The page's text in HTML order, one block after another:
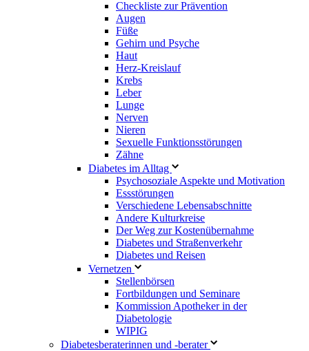
Checkliste zur Prävention
Augen
Füße
Gehirn und Psyche
Haut
Herz-Kreislauf
Krebs
Leber
Lunge
Nerven
Nieren
Sexuelle Funktionsstörungen
Zähne
Diabetes im Alltag
Psychosoziale Aspekte und Motivation
Essstörungen
Verschiedene Lebensabschnitte
Andere Kulturkreise
Der Weg zur Kostenübernahme
Diabetes und Straßenverkehr
Diabetes und Reisen
Vernetzen
Stellenbörsen
Fortbildungen und Seminare
Kommission Apotheker in der
Diabetologie
WIPIG
Diabetesberaterinnen und -berater